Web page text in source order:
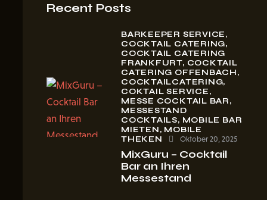
Recent Posts
BARKEEPER SERVICE,
COCKTAIL CATERING,
COCKTAIL CATERING
FRANKFURT, COCKTAIL
CATERING OFFENBACH,
COCKTAILCATERING,
COKTAIL SERVICE,
MESSE COCKTAIL BAR,
MESSESTAND
COCKTAILS, MOBILE BAR
MIETEN, MOBILE
THEKEN
Oktober 20, 2025
MixGuru – Cocktail
Bar an Ihren
Messestand